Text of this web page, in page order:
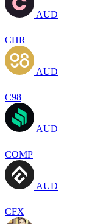
AUD
CHR
AUD
C98
AUD
COMP
AUD
CFX